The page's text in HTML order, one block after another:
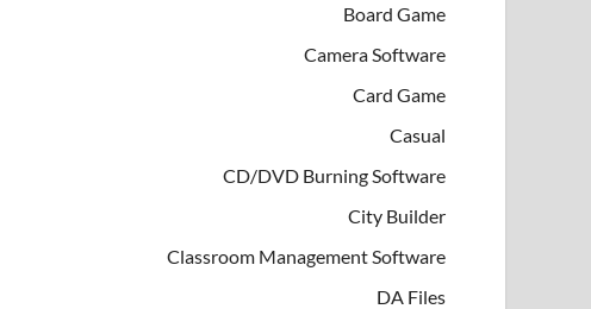
Board Game
Camera Software
Card Game
Casual
CD/DVD Burning Software
City Builder
Classroom Management Software
DA Files